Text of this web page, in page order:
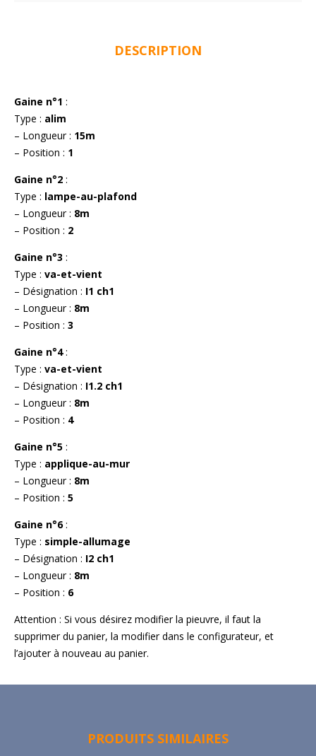
DESCRIPTION
Gaine n°1 :
Type : alim
– Longueur : 15m
– Position : 1
Gaine n°2 :
Type : lampe-au-plafond
– Longueur : 8m
– Position : 2
Gaine n°3 :
Type : va-et-vient
– Désignation : I1 ch1
– Longueur : 8m
– Position : 3
Gaine n°4:
Type : va-et-vient
– Désignation : I1.2 ch1
– Longueur : 8m
– Position : 4
Gaine n°5 :
Type : applique-au-mur
– Longueur : 8m
– Position : 5
Gaine n°6:
Type : simple-allumage
– Désignation : I2 ch1
– Longueur : 8m
– Position : 6
Attention : Si vous désirez modifier la pieuvre, il faut la
supprimer du panier, la modifier dans le configurateur, et
l’ajouter à nouveau au panier.
PRODUITS SIMILAIRES